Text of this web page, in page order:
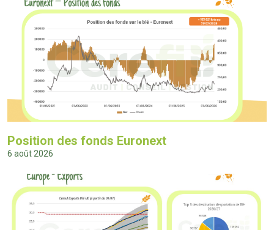
Position des fonds Euronext
6 août 2026